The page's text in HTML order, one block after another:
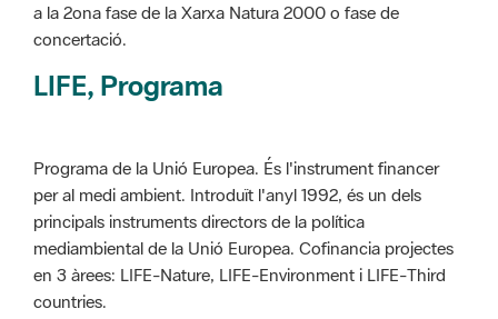
a la 2ona fase de la Xarxa Natura 2000 o fase de
concertació.
LIFE, Programa
Programa de la Unió Europea. És l'instrument financer
per al medi ambient. Introduït l'anyl 1992, és un dels
principals instruments directors de la política
mediambiental de la Unió Europea. Cofinancia projectes
en 3 àrees: LIFE-Nature, LIFE-Environment i LIFE-Third
countries.